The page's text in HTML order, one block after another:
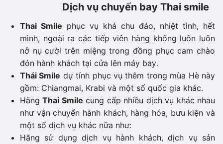
Dịch vụ chuyến bay Thai smile
Thai Smile phục vụ khá chu đáo, nhiệt tình, hết
mình, ngoài ra các tiếp viên hàng không luôn luôn
nở nụ cười trên miệng trong đồng phục cam chào
đón hành khách tại cửa lên máy bay.
Thái Smile dự tính phục vụ thêm trong mùa Hè này
gồm: Chiangmai, Krabi và một số quốc gia khác.
HãngThai Smile cung cấp nhiều dịch vụ khác nhau
như vận chuyển hành khách, hàng hóa, bưu kiện và
một số dịch vụ khác nữa như:
Hãng sử dụng dịch vụ hành khách, dịch vụ sản